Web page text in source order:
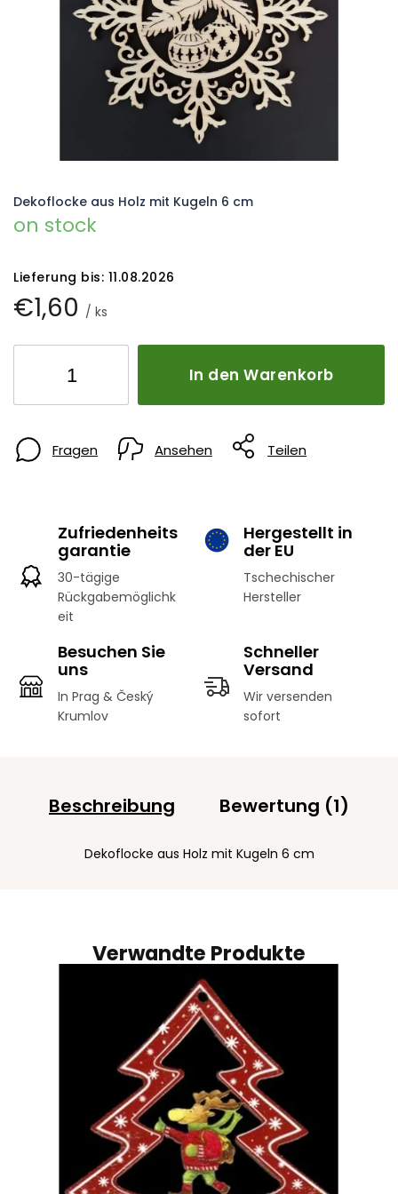
€1,60 / ks
on stock
Lieferung bis: 11.08.2026
In den Warenkorb
Dekoflocke aus Holz mit Kugeln 6 cm
Fragen Ansehen Teilen
Zufriedenheits
garantie
30-tägige
Rückgabemöglichk
eit
Hergestellt in
der EU
Tschechischer
Hersteller
Besuchen Sie
uns
In Prag & Český
Krumlov
Schneller
Versand
Wir versenden
sofort
Verwandte Produkte
Beschreibung Bewertung (1)
Dekoflocke aus Holz mit Kugeln 6 cm